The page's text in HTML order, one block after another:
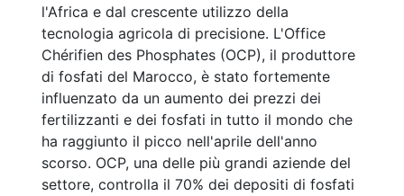
l'Africa e dal crescente utilizzo della
tecnologia agricola di precisione. L'Office
Chérifien des Phosphates (OCP), il produttore
di fosfati del Marocco, è stato fortemente
influenzato da un aumento dei prezzi dei
fertilizzanti e dei fosfati in tutto il mondo che
ha raggiunto il picco nell'aprile dell'anno
scorso. OCP, una delle più grandi aziende del
settore, controlla il 70% dei depositi di fosfati